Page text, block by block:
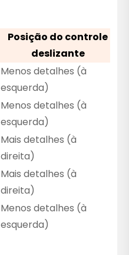
Posição do controle
deslizante
Menos detalhes (à
esquerda)
Menos detalhes (à
esquerda)
Mais detalhes (à
direita)
Mais detalhes (à
direita)
Menos detalhes (à
esquerda)